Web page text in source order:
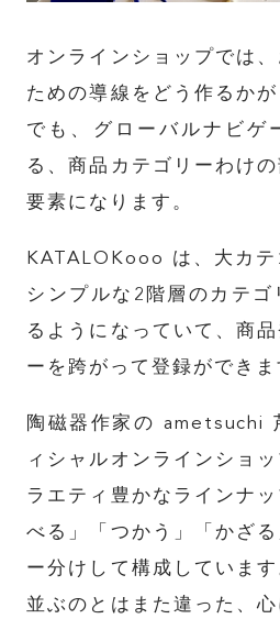
オンラインショップでは
ための導線をどう作るか
でも、グローバルナビゲ
る、商品カテゴリーわけ
要素になります。
KATALOKooo は、大カテ
シンプルな2階層のカテゴ
るようになっていて、商
ーを跨がって登録ができま
陶磁器作家の ametsuchi
ィシャルオンラインショ
ラエティ豊かなラインナ
べる」「つかう」「かざ
ー分けして構成していま
並ぶのとはまた違った、